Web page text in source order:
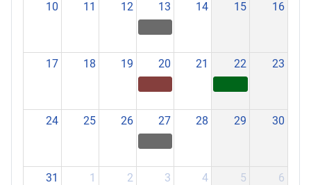
10 11 12 13 14 15 16
17 18 19 20 21 22 23
24 25 26 27 28 29 30
31 1 2 3 4 5 6